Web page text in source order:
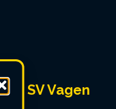
SV Vagen